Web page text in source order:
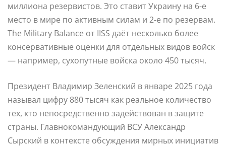
миллиона резервистов. Это ставит Украину на 6-е
место в мире по активным силам и 2-е по резервам.
The Military Balance от IISS даёт несколько более
консервативные оценки для отдельных видов войск
— например, сухопутные войска около 450 тысяч.
Президент Владимир Зеленский в январе 2025 года
называл цифру 880 тысяч как реальное количество
тех, кто непосредственно задействован в защите
страны. Главнокомандующий ВСУ Александр
Сырский в контексте обсуждения мирных инициатив